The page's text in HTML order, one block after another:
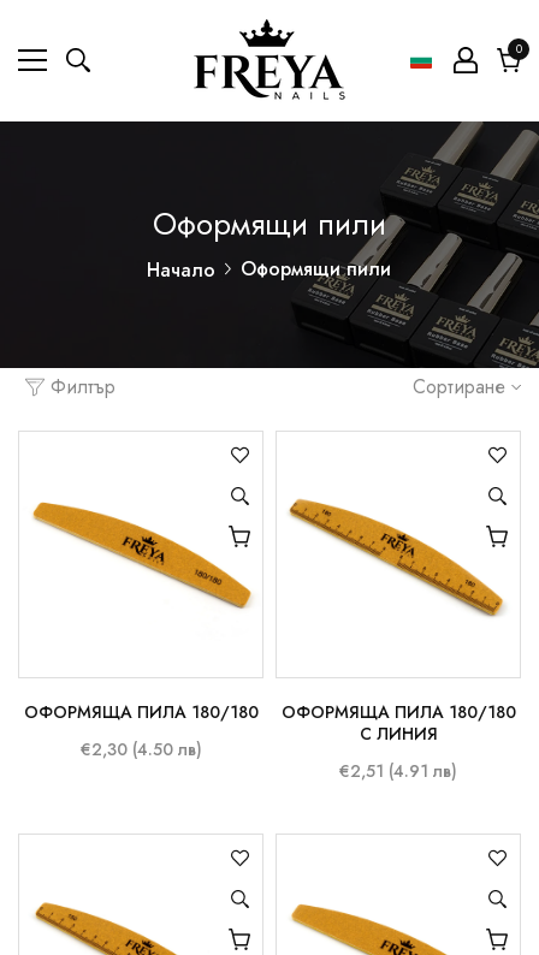
00
Оформящи пили
Начало Оформящи пили
Филтър Сортиране
ОФОРМЯЩА ПИЛА 180/180
€2,30 (4.50 лв)
ОФОРМЯЩА ПИЛА 180/180
С ЛИНИЯ
€2,51 (4.91 лв)